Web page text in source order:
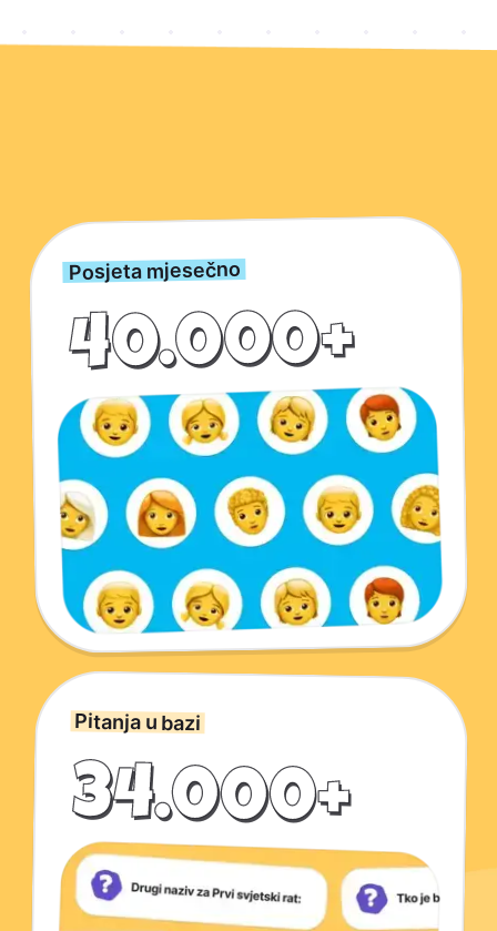
Ključne brojke o Kwizardu
Posjeta mjesečno
40.000+
Pitanja u bazi
34.000+